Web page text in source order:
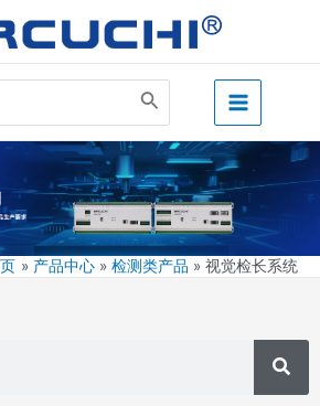
Main
Menu
检长系统
产品中心 检测类产品 视觉检长系统
搜